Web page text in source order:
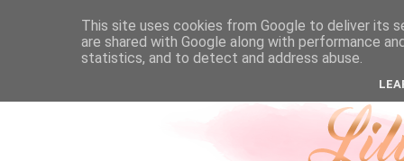
This site uses cookies from Google to deliver its
are shared with Google along with performance
statistics, and to detect and address abuse.